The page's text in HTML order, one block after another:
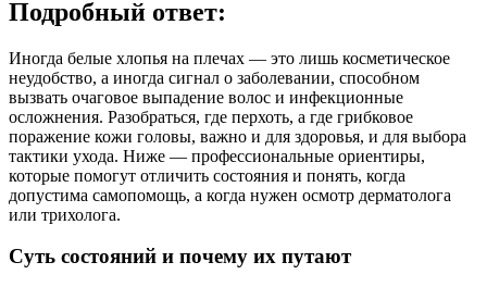
Подробный ответ:
Иногда белые хлопья на плечах — это лишь косметическое
неудобство, а иногда сигнал о заболевании, способном
вызвать очаговое выпадение волос и инфекционные
осложнения. Разобраться, где перхоть, а где грибковое
поражение кожи головы, важно и для здоровья, и для выбора
тактики ухода. Ниже — профессиональные ориентиры,
которые помогут отличить состояния и понять, когда
допустима самопомощь, а когда нужен осмотр дерматолога
или трихолога.
Суть состояний и почему их путают